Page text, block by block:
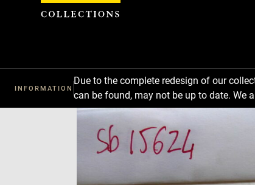
INFORMATION
Due to the complete redesign of our
can be found, may not be up to date. We
Download
Previous
Cookies management panel